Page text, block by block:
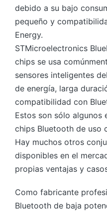
debido a su bajo
pequeño y
Energy.
STMicroelectronics
chips se usa
sensores inteligentes
de energía, larga
compatibilidad con
Estos son sólo algunos
chips Bluetooth de uso
Hay muchos otros
disponibles en el
propias ventajas y
Como fabricante
Bluetooth de baja